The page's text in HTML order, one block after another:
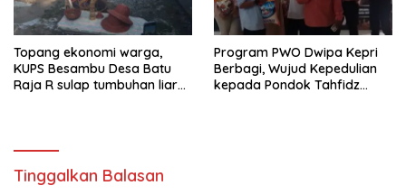
Topang ekonomi warga,
KUPS Besambu Desa Batu
Raja R sulap tumbuhan liar
Program PWO Dwipa Kepri
Berbagi, Wujud Kepedulian
kepada Pondok Tahfidz
Tinggalkan Balasan